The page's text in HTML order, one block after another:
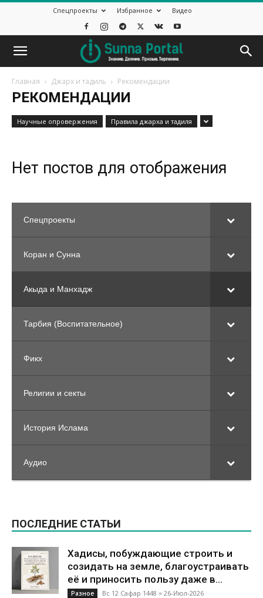
Спецпроекты Избранное Видео
Главная Джарх и тадиль Рекомендации
РЕКОМЕНДАЦИИ
Научные опровержения Правила джарха и тадиля
Нет постов для отображения
Спецпроекты
Коран и Сунна
Акыда и Манхадж
Тарбия (Воспитательное)
Фикх
Религии и секты
История Ислама
Аудио
ПОСЛЕДНИЕ СТАТЬИ
Хадисы, побуждающие строить и
созидать на земле, благоустраивать
её и приносить пользу даже в...
Разное Вс 12 Сафар 1448 = 26-Июл-2026